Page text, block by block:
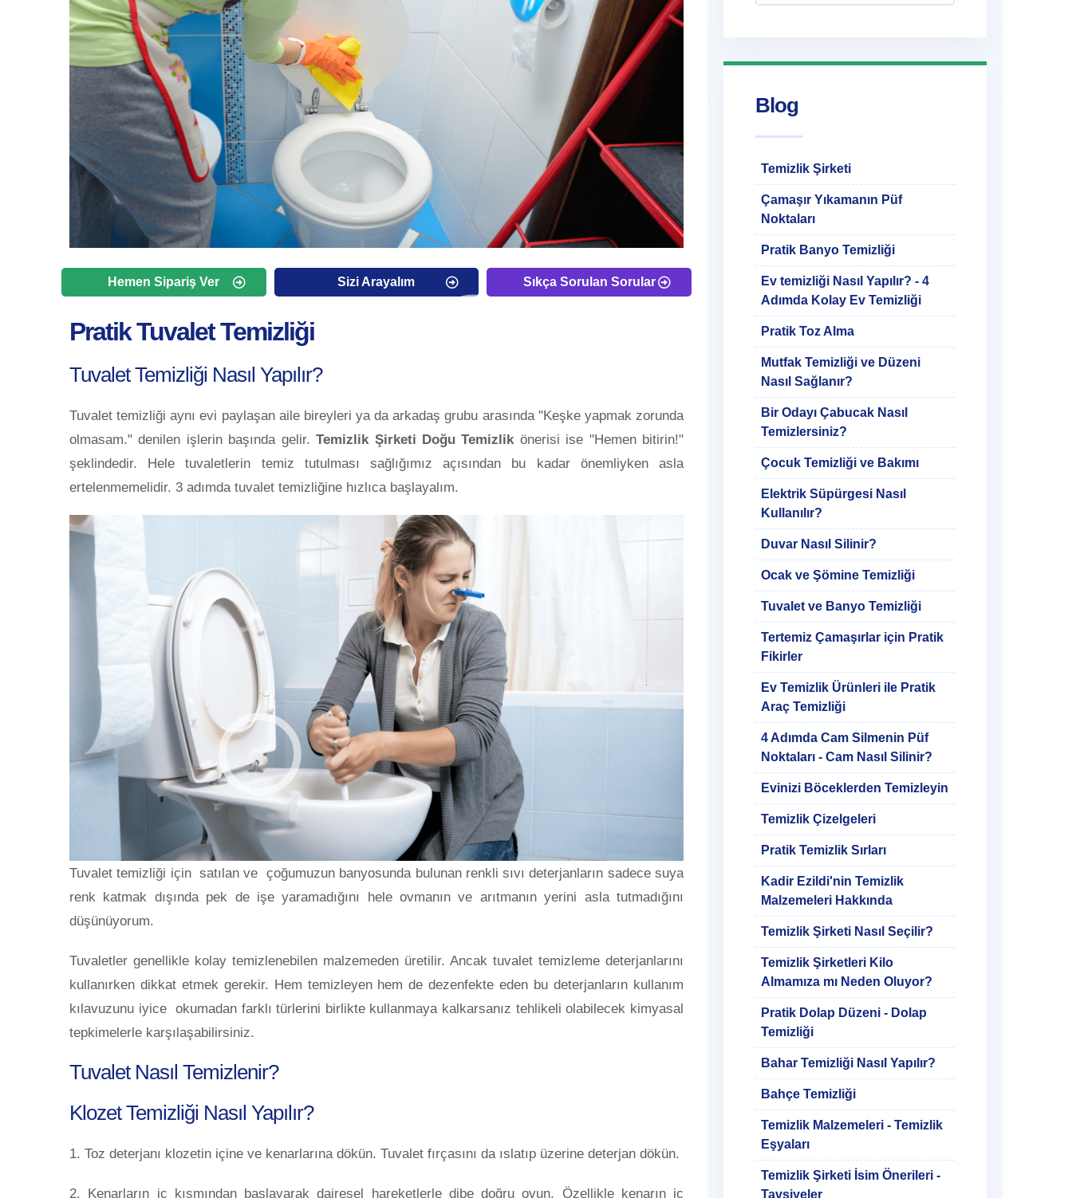
Hemen Sipariş Ver Sizi Arayalım Sıkça Sorulan Sorular
Pratik Tuvalet Temizliği
Tuvalet Temizliği Nasıl Yapılır?
Tuvalet temizliği aynı evi paylaşan aile bireyleri ya da arkadaş grubu arasında "Keşke yapmak zorunda
olmasam." denilen işlerin başında gelir.Temizlik Şirketi Doğu Temizlik önerisi ise "Hemen bitirin!"
şeklindedir. Hele tuvaletlerin temiz tutulması sağlığımız açısından bu kadar önemliyken asla
ertelenmemelidir. 3 adımda tuvalet temizliğine hızlıca başlayalım.
Tuvalet temizliği için satılan ve çoğumuzun banyosunda bulunan renkli sıvı deterjanların sadece suya
renk katmak dışında pek de işe yaramadığını hele ovmanın ve arıtmanın yerini asla tutmadığını
düşünüyorum.
Tuvaletler genellikle kolay temizlenebilen malzemeden üretilir. Ancak tuvalet temizleme deterjanlarını
kullanırken dikkat etmek gerekir. Hem temizleyen hem de dezenfekte eden bu deterjanların kullanım
kılavuzunu iyice okumadan farklı türlerini birlikte kullanmaya kalkarsanız tehlikeli olabilecek kimyasal
tepkimelerle karşılaşabilirsiniz.
Tuvalet Nasıl Temizlenir?
Klozet Temizliği Nasıl Yapılır?
1. Toz deterjanı klozetin içine ve kenarlarına dökün. Tuvalet fırçasını da ıslatıp üzerine deterjan dökün.
2. Kenarların iç kısmından başlayarak dairesel hareketlerle dibe doğru ovun. Özellikle kenarın iç
Blog
Temizlik Şirketi
Çamaşır Yıkamanın Püf
Noktaları
Pratik Banyo Temizliği
Ev temizliği Nasıl Yapılır? - 4
Adımda Kolay Ev Temizliği
Pratik Toz Alma
Mutfak Temizliği ve Düzeni
Nasıl Sağlanır?
Bir Odayı Çabucak Nasıl
Temizlersiniz?
Çocuk Temizliği ve Bakımı
Elektrik Süpürgesi Nasıl
Kullanılır?
Duvar Nasıl Silinir?
Ocak ve Şömine Temizliği
Tuvalet ve Banyo Temizliği
Tertemiz Çamaşırlar için Pratik
Fikirler
Ev Temizlik Ürünleri ile Pratik
Araç Temizliği
4 Adımda Cam Silmenin Püf
Noktaları - Cam Nasıl Silinir?
Evinizi Böceklerden Temizleyin
Temizlik Çizelgeleri
Pratik Temizlik Sırları
Kadir Ezildi'nin Temizlik
Malzemeleri Hakkında
Temizlik Şirketi Nasıl Seçilir?
Temizlik Şirketleri Kilo
Almamıza mı Neden Oluyor?
Pratik Dolap Düzeni - Dolap
Temizliği
Bahar Temizliği Nasıl Yapılır?
Bahçe Temizliği
Temizlik Malzemeleri - Temizlik
Eşyaları
Temizlik Şirketi İsim Önerileri -
Tavsiyeler